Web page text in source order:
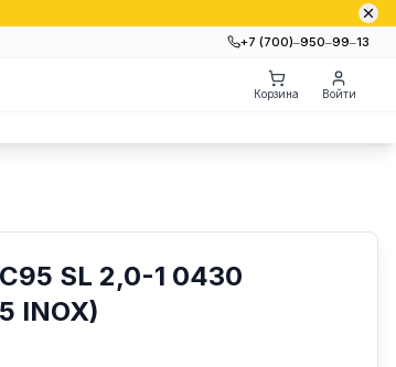
+7 (700)‒950‒99‒13
Корзина Войти
SL 2,0-1 0430
INOX)